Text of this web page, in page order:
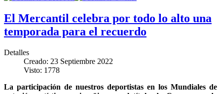
El Mercantil celebra por todo lo alto una
temporada para el recuerdo
Detalles
Creado: 23 Septiembre 2022
Visto: 1778
La participación de nuestros deportistas en los Mundiales de